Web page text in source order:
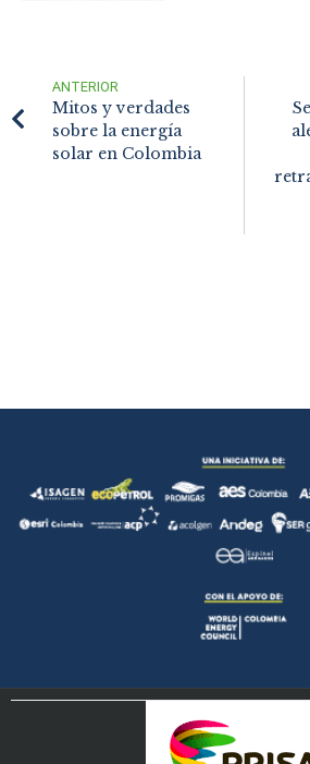
ANTERIOR
Mitos y verdades
sobre la energía
solar en Colombia